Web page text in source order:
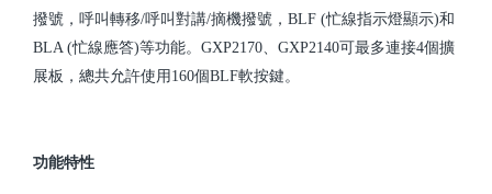
撥號，呼叫轉移/呼叫對講/摘機撥號，BLF (忙線指示燈顯示)和
BLA (忙線應答)等功能。GXP2170、GXP2140可最多連接4個擴
展板，總共允許使用160個BLF軟按鍵。
功能特性